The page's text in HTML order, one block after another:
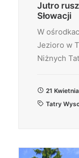
Jutro
Słowacji
W
Jezioro w
Niżnych
21
Tatry